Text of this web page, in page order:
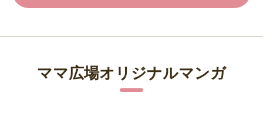
ママ広場オリジナルマンガ